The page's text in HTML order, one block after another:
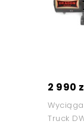
2 990
Truck